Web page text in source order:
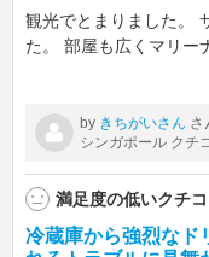
観光でとまりました。
た。 部屋も広くマリー
by きちがいさん さ
シンガポール クチ
満足度の低いクチコ
冷蔵庫から強烈なド